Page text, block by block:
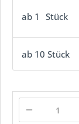
ab 1 Stück
ab 10 Stück